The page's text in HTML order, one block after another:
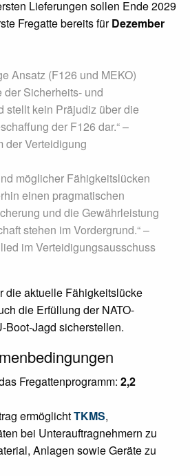
Lieferungen sollen Ende 2029
Fregatte bereits fürDezember
Ansatz (F126 und MEKO)
Sicherheits- und
stellt kein Präjudiz über die
der F126 dar.“ –
der Verteidigung
möglicher Fähigkeitslücken
einen pragmatischen
und die Gewährleistung
stehen im Vordergrund.“ –
im Verteidigungsausschuss
die aktuelle Fähigkeitslücke
die Erfüllung der NATO-
Boot-Jagd sicherstellen.
Fregattenprogramm: 2,2
ermöglichtTKMS,
bei Unterauftragnehmern zu
Anlagen sowie Geräte zu